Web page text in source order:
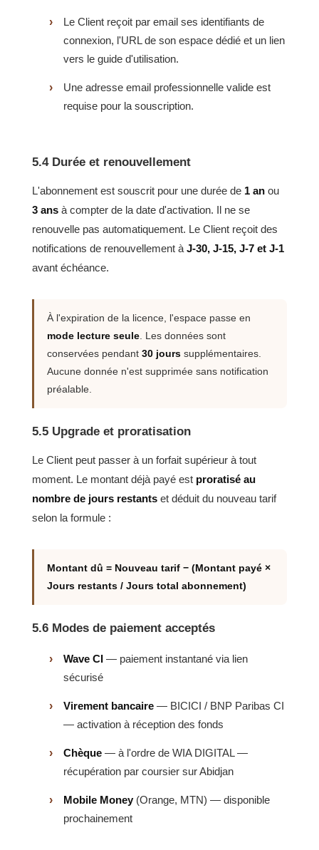
Le Client reçoit par email ses identifiants de
connexion, l'URL de son espace dédié et un lien
vers le guide d'utilisation.
Une adresse email professionnelle valide est
requise pour la souscription.
5.4 Durée et renouvellement
L'abonnement est souscrit pour une durée de 1 anou
3 ansà compter de la date d'activation. Il ne se
renouvelle pas automatiquement. Le Client reçoit des
notifications de renouvellement à J-30, J-15, J-7 et J-1
avant échéance.
À l'expiration de la licence, l'espace passe en
mode lecture seule. Les données sont
conservées pendant 30 jourssupplémentaires.
Aucune donnée n'est supprimée sans notification
préalable.
5.5 Upgrade et proratisation
Le Client peut passer à un forfait supérieur à tout
moment. Le montant déjà payé est proratisé au
nombre de jours restantset déduit du nouveau tarif
selon la formule :
Montant dû = Nouveau tarif − (Montant payé ×
Jours restants / Jours total abonnement)
5.6 Modes de paiement acceptés
Wave CI— paiement instantané via lien
sécurisé
Virement bancaire— BICICI / BNP Paribas CI
— activation à réception des fonds
Chèque— à l'ordre de WIA DIGITAL —
récupération par coursier sur Abidjan
Mobile Money(Orange, MTN) — disponible
prochainement